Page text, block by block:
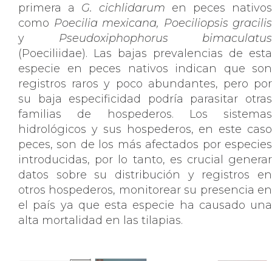
primera a G. cichlidarum en peces nativos
como Poecilia mexicana, Poeciliopsis gracilis
y Pseudoxiphophorus bimaculatus
(Poeciliidae). Las bajas prevalencias de esta
especie en peces nativos indican que son
registros raros y poco abundantes, pero por
su baja especificidad podría parasitar otras
familias de hospederos. Los sistemas
hidrológicos y sus hospederos, en este caso
peces, son de los más afectados por especies
introducidas, por lo tanto, es crucial generar
datos sobre su distribución y registros en
otros hospederos, monitorear su presencia en
el país ya que esta especie ha causado una
alta mortalidad en las tilapias.